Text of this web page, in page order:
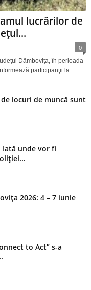
lucrărilor de
0
Dâmbovița, în perioada
participanţii la
locuri de muncă sunt
unde vor fi
2026: 4 – 7 iunie
to Act” s-a